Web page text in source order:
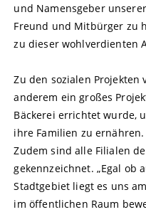
und Namensgeber
Freund und Mitbürger zu
zu dieser wohlverdienten
Zu den sozialen
anderem ein großes
Bäckerei errichtet wurde,
ihre Familien zu ernähren.
Zudem sind alle Filialen
gekennzeichnet. „Egal ob
Stadtgebiet liegt es uns
im öffentlichen Raum